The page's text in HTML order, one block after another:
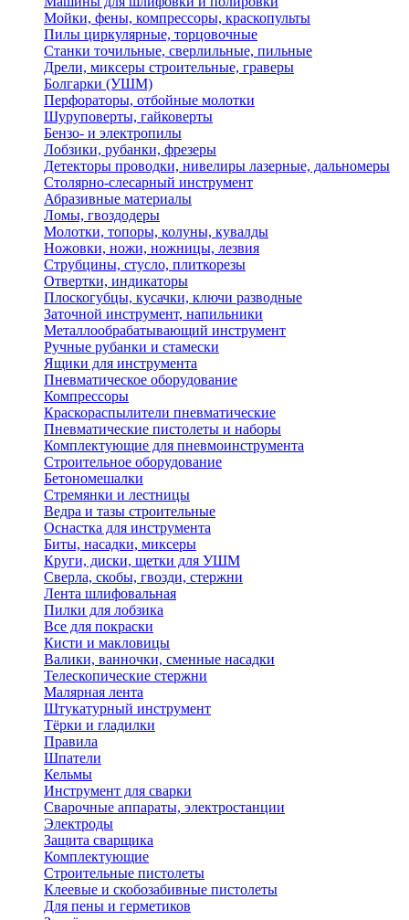
Мойки, фены, компрессоры, краскопульты
Пилы циркулярные, торцовочные
Станки точильные, сверлильные, пильные
Дрели, миксеры строительные, граверы
Болгарки (УШМ)
Перфораторы, отбойные молотки
Шуруповерты, гайковерты
Бензо- и электропилы
Лобзики, рубанки, фрезеры
Детекторы проводки, нивелиры лазерные, дальномеры
Столярно-слесарный инструмент
Абразивные материалы
Ломы, гвоздодеры
Молотки, топоры, колуны, кувалды
Ножовки, ножи, ножницы, лезвия
Струбцины, стусло, плиткорезы
Отвертки, индикаторы
Плоскогубцы, кусачки, ключи разводные
Заточной инструмент, напильники
Металлообрабатывающий инструмент
Ручные рубанки и стамески
Ящики для инструмента
Пневматическое оборудование
Компрессоры
Краскораспылители пневматические
Пневматические пистолеты и наборы
Комплектующие для пневмоинструмента
Строительное оборудование
Бетономешалки
Стремянки и лестницы
Ведра и тазы строительные
Оснастка для инструмента
Биты, насадки, миксеры
Круги, диски, щетки для УШМ
Сверла, скобы, гвозди, стержни
Лента шлифовальная
Пилки для лобзика
Все для покраски
Кисти и макловицы
Валики, ванночки, сменные насадки
Телескопические стержни
Малярная лента
Штукатурный инструмент
Тёрки и гладилки
Правила
Шпатели
Кельмы
Инструмент для сварки
Сварочные аппараты, электростанции
Электроды
Защита сварщика
Комплектующие
Строительные пистолеты
Клеевые и скобозабивные пистолеты
Для пены и герметиков